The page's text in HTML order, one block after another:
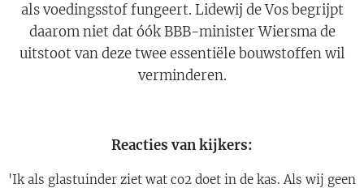
als voedingsstof fungeert. Lidewij de Vos begrijpt
daarom niet dat óók BBB-minister Wiersma de
uitstoot van deze twee essentiële bouwstoffen wil
verminderen.
Reacties van kijkers:
'Ik als glastuinder ziet wat co2 doet in de kas. Als wij geen